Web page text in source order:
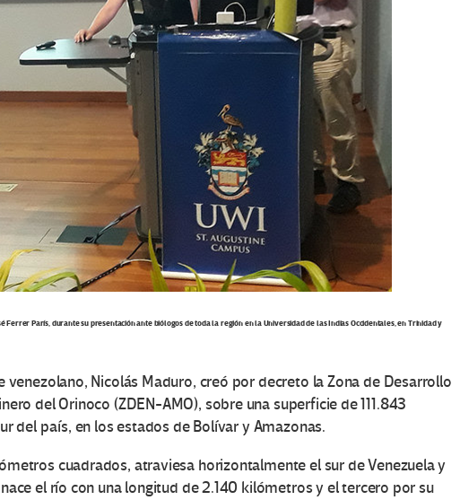
Ferrer París, durante su presentación ante biólogos de toda la región en la Universidad de las Indias Occidentales, en Trinidad y
venezolano, Nicolás Maduro, creó por decreto la Zona de Desarrollo
del Orinoco (ZDEN-AMO), sobre una superficie de 111.843
del país, en los estados de Bolívar y Amazonas.
cuadrados, atraviesa horizontalmente el sur de Venezuela y
el río con una longitud de 2.140 kilómetros y el tercero por su